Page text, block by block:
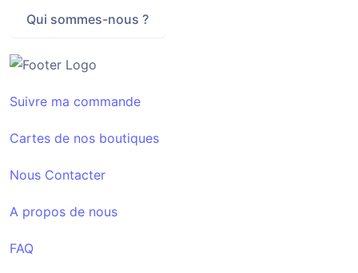
Qui sommes-nous ?
Suivre ma commande
Cartes de nos boutiques
Nous Contacter
A propos de nous
FAQ